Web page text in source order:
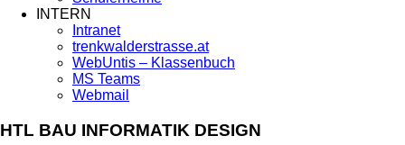
INTERN
Intranet
trenkwalderstrasse.at
WebUntis – Klassenbuch
MS Teams
Webmail
HTL BAU INFORMATIK DESIGN